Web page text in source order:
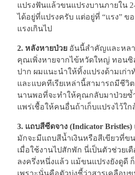
แปรงฟันแล้วขนแปรงบานภายใน
ได้อยู่ที่แปรงครับ แต่อยู่ที่ “แรง”
แรงเกินไป
2. หลังหายป่วย อันนี้สำคัญและหล
คุณเพิ่งหายจากไข้หวัดใหญ่ ทอนซิ
ปาก ผมแนะนำให้ทิ้งแปรงด้ามเก่า
และแบคทีเรียเหล่านี้สามารถมีชีวิ
นานพอที่จะทำให้คุณกลับมาป่วยซ้ำ
แพร่เชื้อให้คนอื่นถ้าเก็บแปรงไว้ใก
3. แถบสีซีดจาง (Indicator Bristles)
มักจะมีแถบสีน้ำเงินหรือสีเขียวที่ข
เมื่อใช้งานไปสักพัก นี่เป็นตัวช่วยเ
ลงครึ่งหนึ่งแล้ว แม้ขนแปรงยังดูดี
เพราะนั่นคือตัวบ่งชี้ว่าสารเคลือบ